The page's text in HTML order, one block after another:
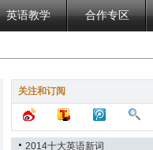
英语教学 合作专区
关注和订阅
2014十大英语新词